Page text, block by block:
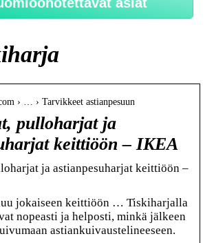
› … › Tarvikkeet astianpesuun
pulloharjat ja
keittiöön – IKEA
ja astianpesuharjat keittiöön –
jokaiseen keittiöön … Tiskiharjalla
nopeasti ja helposti, minkä jälkeen
astiankuivaustelineeseen.